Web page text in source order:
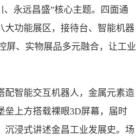
永远昌盛”核心主题。四面通
大功能展区，接待台、智能机器
屏、实物展品多元融合，让工业
智能交互机器人，金属元素造
垒上方搭载裸眼3D屏幕，届时
沉浸式讲述金昌工业发展史。场